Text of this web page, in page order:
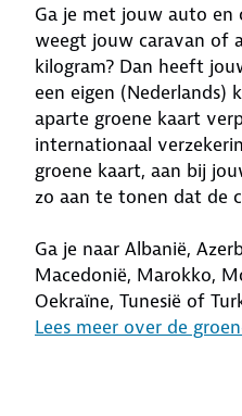
Ga je met jouw auto en
weegt jouw caravan of
kilogram? Dan heeft
een eigen (Nederlands)
aparte groene kaart
internationaal
groene kaart, aan bij
zo aan te tonen dat de
Ga je naar Albanië,
Macedonië, Marokko,
Oekraïne, Tunesië of
Lees meer over de